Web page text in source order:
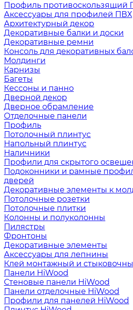
Профиль противоскользящий
Аксессуары для профилей ПВХ
Архитектурный декор
Декоративные балки и доски
Декоративные ремни
Консоль для декоративных
Молдинги
Карнизы
Багеты
Кессоны и панно
Дверной декор
Дверное обрамление
Отделочные панели
Профиль
Потолочный плинтус
Напольный плинтус
Наличники
Профили для скрытого
Подоконники и рамные
дверей
Декоративные элементы к
Потолочные розетки
Потолочные плитки
Колонны и полуколонны
Пилястры
Фронтоны
Декоративные элементы
Аксессуары для лепнины
Клей монтажный и
Панели HiWood
Стеновые панели HiWood
Панели отделочные HiWood
Профили для панелей HiWood